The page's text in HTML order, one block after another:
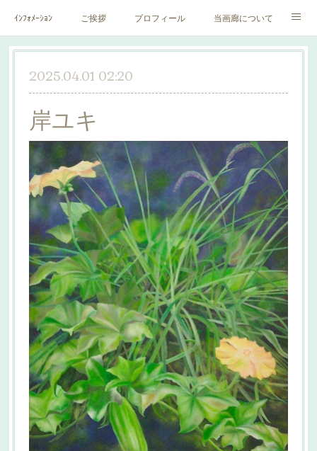
ｲﾝﾌｫﾒｰｼｮﾝ ご挨拶 プロフィール 当画廊について
作家一覧 絵里子画報
2025.04.01 02:20
岸ユキ